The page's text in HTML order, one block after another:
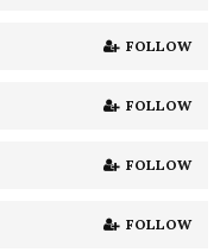
H
FOLLOW
FOLLOW
FOLLOW
FOLLOW